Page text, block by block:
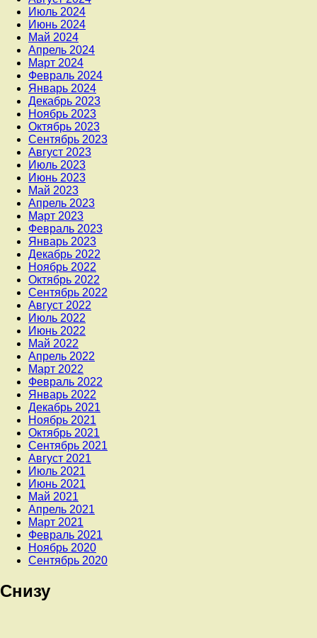
Июль 2024
Июнь 2024
Май 2024
Апрель 2024
Март 2024
Февраль 2024
Январь 2024
Декабрь 2023
Ноябрь 2023
Октябрь 2023
Сентябрь 2023
Август 2023
Июль 2023
Июнь 2023
Май 2023
Апрель 2023
Март 2023
Февраль 2023
Январь 2023
Декабрь 2022
Ноябрь 2022
Октябрь 2022
Сентябрь 2022
Август 2022
Июль 2022
Июнь 2022
Май 2022
Апрель 2022
Март 2022
Февраль 2022
Январь 2022
Декабрь 2021
Ноябрь 2021
Октябрь 2021
Сентябрь 2021
Август 2021
Июль 2021
Июнь 2021
Май 2021
Апрель 2021
Март 2021
Февраль 2021
Ноябрь 2020
Сентябрь 2020
Снизу